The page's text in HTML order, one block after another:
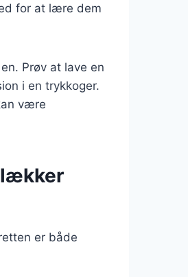
for at lære dem
Prøv at lave en
i en trykkoger.
være
lækker
er både